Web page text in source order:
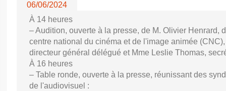
06/06/2024
À 14 heures
– Audition, ouverte à la presse, de M. Olivier Henrard,
centre national du cinéma et de l'image animée
directeur général délégué et Mme Leslie Thomas,
À 16 heures
– Table ronde, ouverte à la presse, réunissant des
de l'audiovisuel :